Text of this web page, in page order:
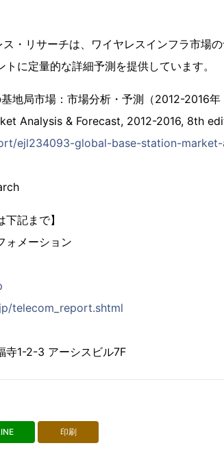
・リサーチは、ワイヤレスインフラ市場
に定量的な詳細予測を提供しています。
地局市場：市場分析・予測（2012-2016年
Analysis & Forecast, 2012-2016, 8th
ejl234093-global-base-station-market-
下記まで】
ォメーション
telecom_report.shtml
寺1-2-3 アーシスビル7F
印刷